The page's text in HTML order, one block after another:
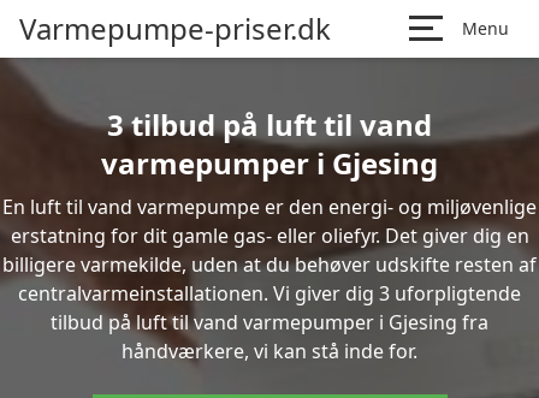
Varmepumpe-priser.dk Menu
3 tilbud på luft til vand
varmepumper i Gjesing
En luft til vand varmepumpe er den energi- og miljøvenlige
erstatning for dit gamle gas- eller oliefyr. Det giver dig en
billigere varmekilde, uden at du behøver udskifte resten af
centralvarmeinstallationen. Vi giver dig 3 uforpligtende
tilbud på luft til vand varmepumper i Gjesing fra
håndværkere, vi kan stå inde for.